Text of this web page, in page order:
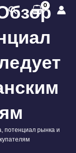
Поиск
потенциал рынка и